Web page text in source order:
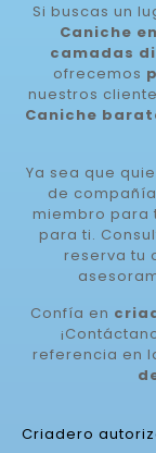
Si buscas un
Caniche
camadas
ofrecemos
nuestros
Caniche
Ya sea que
de
miembro para
para ti.
reserva tu
Confía en
referencia en
Criadero